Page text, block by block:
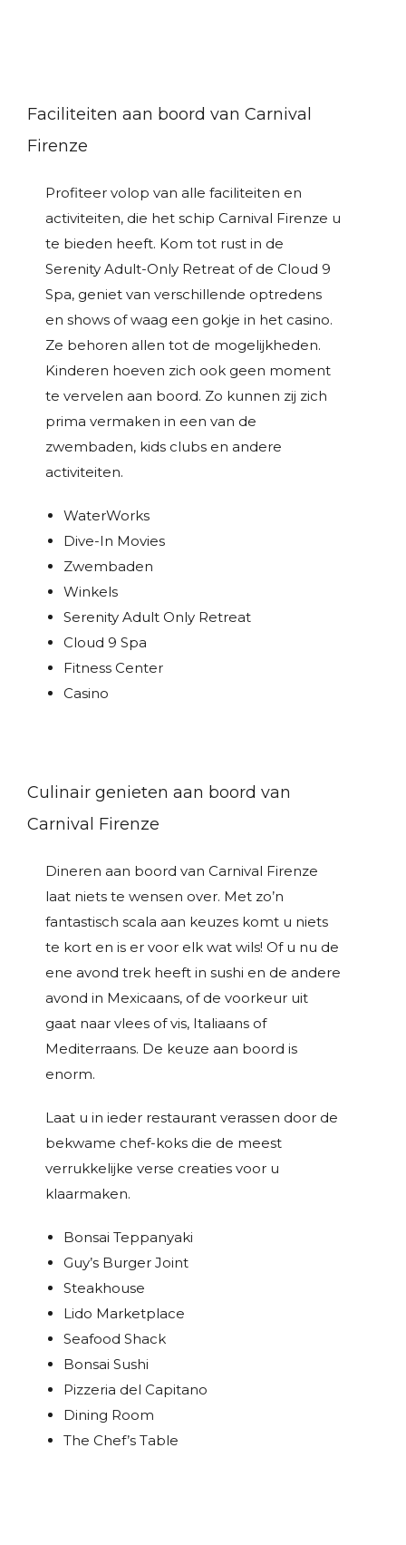
Faciliteiten aan boord van Carnival
Firenze
Profiteer volop van alle faciliteiten en
activiteiten, die het schip Carnival Firenze u
te bieden heeft. Kom tot rust in de
Serenity Adult-Only Retreat of de Cloud 9
Spa, geniet van verschillende optredens
en shows of waag een gokje in het casino.
Ze behoren allen tot de mogelijkheden.
Kinderen hoeven zich ook geen moment
te vervelen aan boord. Zo kunnen zij zich
prima vermaken in een van de
zwembaden, kids clubs en andere
activiteiten.
WaterWorks
Dive-In Movies
Zwembaden
Winkels
Serenity Adult Only Retreat
Cloud 9 Spa
Fitness Center
Casino
Culinair genieten aan boord van
Carnival Firenze
Dineren aan boord van Carnival Firenze
laat niets te wensen over. Met zo’n
fantastisch scala aan keuzes komt u niets
te kort en is er voor elk wat wils! Of u nu de
ene avond trek heeft in sushi en de andere
avond in Mexicaans, of de voorkeur uit
gaat naar vlees of vis, Italiaans of
Mediterraans. De keuze aan boord is
enorm.
Laat u in ieder restaurant verassen door de
bekwame chef-koks die de meest
verrukkelijke verse creaties voor u
klaarmaken.
Bonsai Teppanyaki
Guy’s Burger Joint
Steakhouse
Lido Marketplace
Seafood Shack
Bonsai Sushi
Pizzeria del Capitano
Dining Room
The Chef’s Table